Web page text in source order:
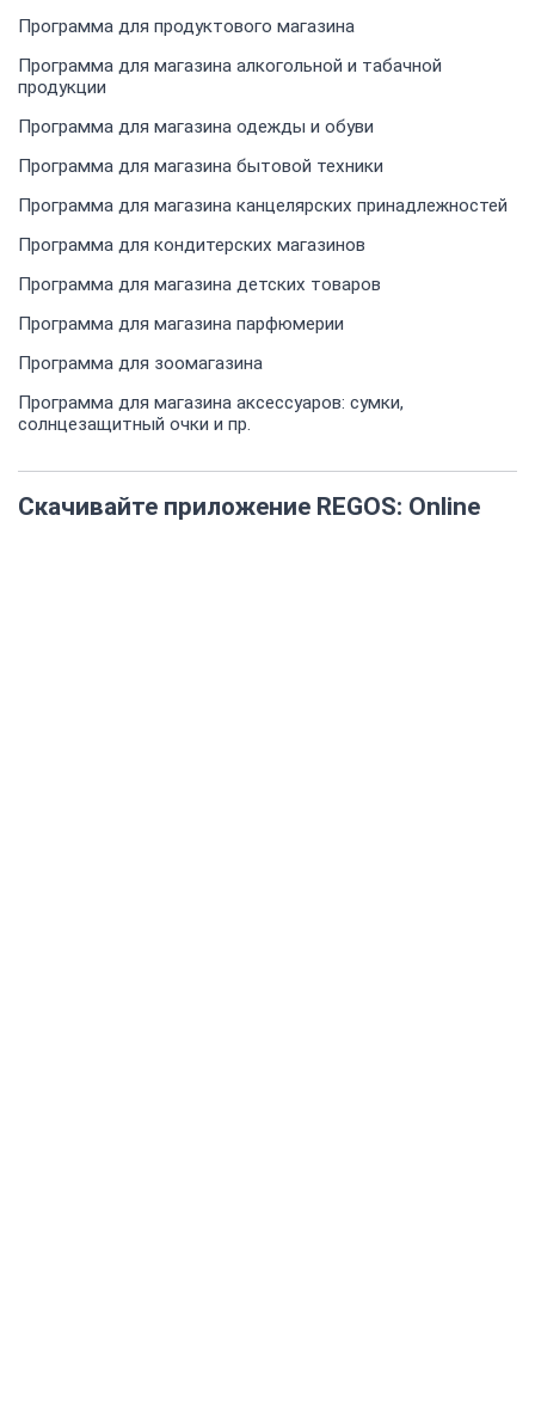
Программа для продуктового магазина
Программа для магазина алкогольной и табачной
продукции
Программа для магазина одежды и обуви
Программа для магазина бытовой техники
Программа для магазина канцелярских принадлежностей
Программа для кондитерских магазинов
Программа для магазина детских товаров
Программа для магазина парфюмерии
Программа для зоомагазина
Программа для магазина аксессуаров: сумки,
солнцезащитный очки и пр.
Скачивайте приложение REGOS: Online